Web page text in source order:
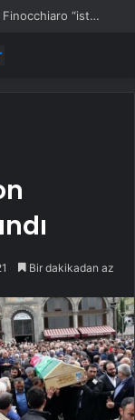
Tez-Koop-İş: Özel İtalyan Lisesi Müdürü Finocchiaro “istenmeyen kişi” ilan edildi
Bir dakikadan az